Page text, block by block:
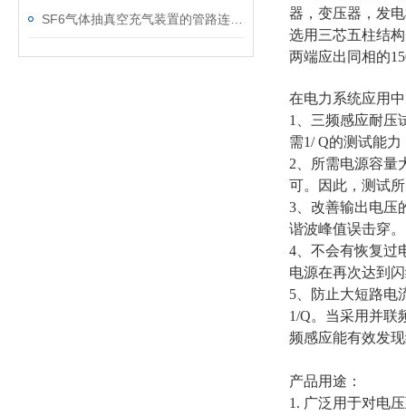
器，变压器，发
选用三芯五柱结
两端应出同相的
在电力系统应用
1、三频感应耐压
需1/ Q的测试能
2、所需电源容量
可。因此，测试
3、改善输出电压
谐波峰值误击穿。
4、不会有恢复过
电源在再次达到
5、防止大短路电
1/Q。当采用并联
频感应能有效发
产品用途：
1. 广泛用于对电